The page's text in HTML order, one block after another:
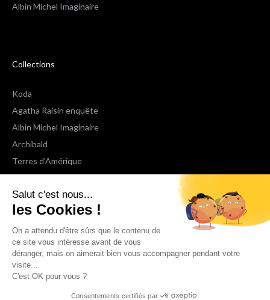
Salut c'est nous...
les Cookies !
On a attendu d'être sûrs que le contenu de
ce site vous intéresse avant de vous
déranger, mais on aimerait bien vous accompagner pendant votre
visite...
C'est OK pour vous ?
Consentements certifiés par
Albin Michel Imaginaire
Collections
Koda
Agatha Raisin enquête
Albin Michel Imaginaire
Archibald
Terres d'Amérique
Espaces Libres Poche
NOX
Wiz
Voir toutes les collections
Nous suivre